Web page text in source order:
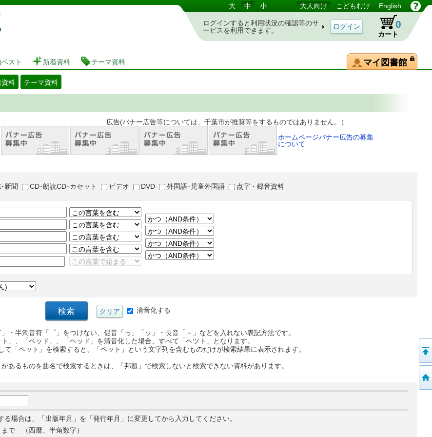
図書館 蔵書検索・予約システム 大 中 小 大人向け こどもむけ English
ログインすると利用状況の確認等のサ
ービスを利用できます。
カート
0
スト 新着資料 テーマ資料 マイ図書館
資料 テーマ資料
告(バナー広告等については、千葉市が推奨等をするものではありません。）
ホームページバナー広告の募集
について
新聞 CD･朗読CD･カセット ビデオ DVD 外国語･児童外国語 点字・録音資料
清音化する
・半濁音符「゜」をつけない、促音「っ」「ッ」・長音「－」などを入れない表記方法です。
」、「ベッド」、「ヘッド」を清音化した場合、すべて「ヘツト」となります。
て「ペット」を検索すると、「ペット」という文字列を含むものだけが検索結果に表示されます。
あるものを曲名で検索するときは、「邦題」で検索しないと検索できない資料があります。
場合は、「出版年月」を「発行年月」に変更してから入力してください。
まで （西暦、半角数字）